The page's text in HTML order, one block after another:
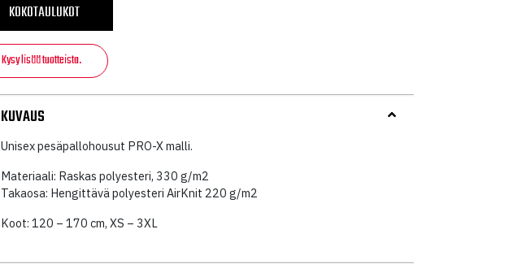
KOKOTAULUKOT
Kysy lisää tuotteista.
KUVAUS
Unisex pesäpallohousut PRO-X malli.
Materiaali: Raskas polyesteri, 330 g/m2
Takaosa: Hengittävä polyesteri AirKnit 220 g/m2
Koot: 120 – 170 cm, XS – 3XL